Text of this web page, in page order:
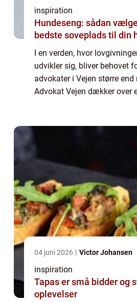
inspiration
Hundeseng: sådan
bedste soveplads til din
I en verden, hvor
udvikler sig, bliver behovet
advokater i Vejen større
Advokat Vejen dækker over
04 juni 2026 Victor Johansen
inspiration
Tapas er små bidder og
oplevelser